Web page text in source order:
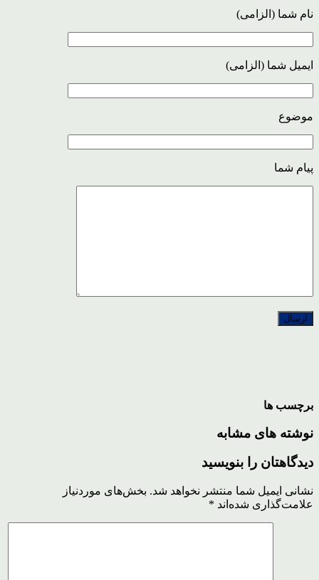
نام شما (الزامی)
ایمیل شما (الزامی)
موضوع
پیام شما
برچسب ها
نوشته های مشابه
دیدگاهتان را بنویسید
نشانی ایمیل شما منتشر نخواهد شد. بخش‌های موردنیاز
علامت‌گذاری شده‌اند *